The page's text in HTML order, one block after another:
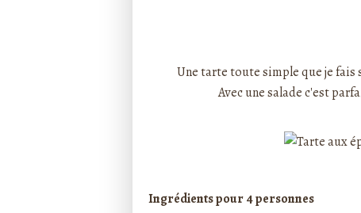
Une tarte toute simple que je fais
Avec une salade c'est
Ingrédients pour 4 personnes